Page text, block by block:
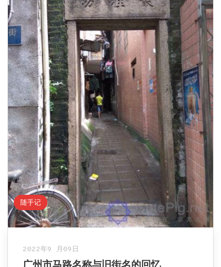
随手记
2022年9 月09日
广州市马路名称与旧街名的回忆